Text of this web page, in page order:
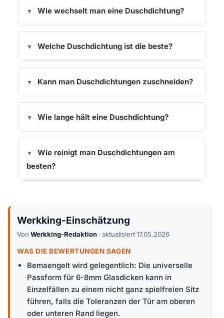
Wie wechselt man eine Duschdichtung?
Welche Duschdichtung ist die beste?
Kann man Duschdichtungen zuschneiden?
Wie lange hält eine Duschdichtung?
Wie reinigt man Duschdichtungen am
besten?
Werkking-Einschätzung
Von Werkking-Redaktion · aktualisiert 17.05.2026
WAS DIE BEWERTUNGEN SAGEN
Bemaengelt wird gelegentlich: Die universelle
Passform für 6-8mm Glasdicken kann in
Einzelfällen zu einem nicht ganz spielfreien Sitz
führen, falls die Toleranzen der Tür am oberen
oder unteren Rand liegen.